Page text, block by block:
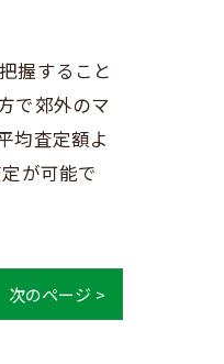
握すること
で郊外のマ
均査定額よ
が可能で
次のページ >